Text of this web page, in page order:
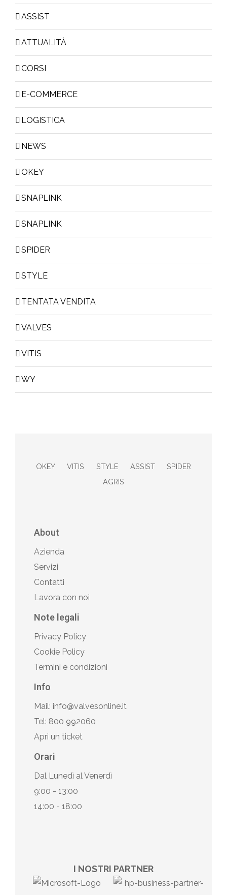
ASSIST
ATTUALITÀ
CORSI
E-COMMERCE
LOGISTICA
NEWS
OKEY
SNAPLINK
SNAPLINK
SPIDER
STYLE
TENTATA VENDITA
VALVES
VITIS
WY
OKEY VITIS STYLE ASSIST
SPIDER
AGRIS
About
Azienda
Servizi
Contatti
Lavora con noi
Note legali
Privacy Policy
Cookie Policy
Termini e condizioni
Info
Mail: info@valvesonline.it
Tel: 800 992060
Apri un ticket
Orari
Dal Lunedì al Venerdì
9:00 - 13:00
14:00 - 18:00
I NOSTRI PARTNER